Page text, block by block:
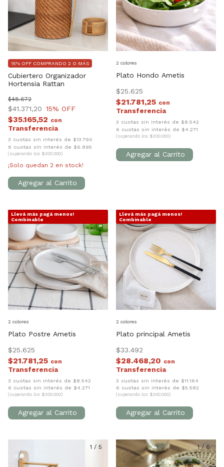
Cubiertero Organizador
Hortensia Rattan
$41.371,20
$48.672
15% OFF
15% OFF COMPRANDO 2 O MÁS
$35.165,52 con
3 cuotas sin interés de $13.790
6 cuotas sin interés de $6.895
(superando los $300.000)
¡Solo quedan 2 en stock!
Plato Hondo Ametis
$25.625
$21.781,25 con
3 cuotas sin interés de $8.542
6 cuotas sin interés de $4.271
(superando los $300.000)
2 colores
Llevá más pagá menos!
Combinable
Plato Postre Ametis
$25.625
$21.781,25 con
3 cuotas sin interés de $8.542
6 cuotas sin interés de $4.271
(superando los $300.000)
2 colores
Llevá más pagá menos!
Combinable
Plato principal Ametis
$33.492
$28.468,20 con
3 cuotas sin interés de $11.164
6 cuotas sin interés de $5.582
(superando los $300.000)
2 colores
1 / 5 1/6